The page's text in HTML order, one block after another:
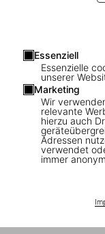
Essenziell
Essenzielle
unserer
Marketing
Wir
relevante
hierzu auch
Adressen
verwendet
immer
2026
The store page is
not match your